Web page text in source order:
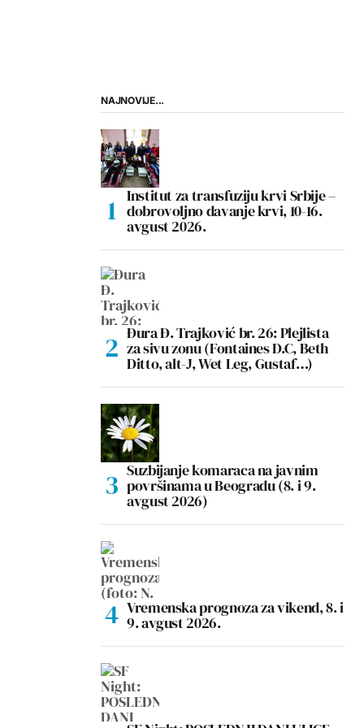
NAJNOVIJE...
Institut za transfuziju krvi Srbije –
dobrovoljno davanje krvi, 10-16.
avgust 2026.
Đura Đ. Trajković br. 26: Plejlista
za sivu zonu (Fontaines D.C, Beth
Ditto, alt-J, Wet Leg, Gustaf…)
Suzbijanje komaraca na javnim
površinama u Beogradu (8. i 9.
avgust 2026)
Vremenska prognoza za vikend, 8. i
9. avgust 2026.